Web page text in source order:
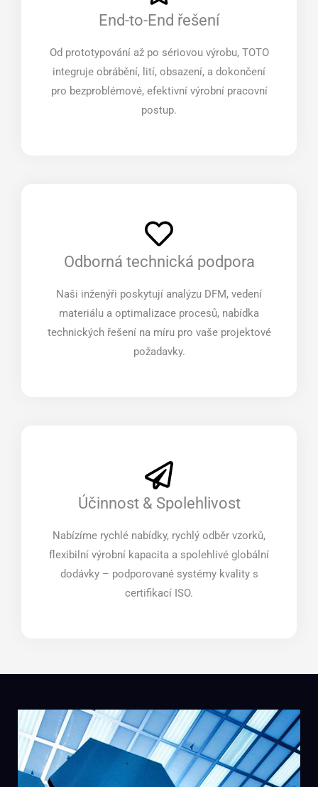
End-to-End řešení
Od prototypování až po sériovou výrobu, TOTO
integruje obrábění, lití, obsazení, a dokončení
pro bezproblémové, efektivní výrobní pracovní
postup.
Odborná technická podpora
Naši inženýři poskytují analýzu DFM, vedení
materiálu a optimalizace procesů, nabídka
technických řešení na míru pro vaše projektové
požadavky.
Účinnost & Spolehlivost
Nabízíme rychlé nabídky, rychlý odběr vzorků,
flexibilní výrobní kapacita a spolehlivé globální
dodávky – podporované systémy kvality s
certifikací ISO.